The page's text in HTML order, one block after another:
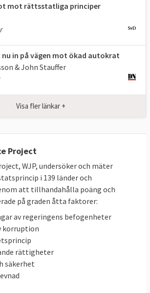
– sex delar av en
redovisningsskyldig,
och pluralistisk process
prövning, däribland respekt
rättigheter
lagen
2014
Institute vid Lunds
i enhandledning för
att rättsstatens viktigaste
inte den enda, är att begränsa
relationen mellan
mot rättsstatliga principer
nu in på vägen mot ökad autokrat
& John Stauffer
Visa fler länkar +
Project
WJP, undersöker och mäter
i 139 länder och
att tillhandahålla poäng och
på graden åtta faktorer:
av regeringens befogenheter
korruption
rättigheter
säkerhet